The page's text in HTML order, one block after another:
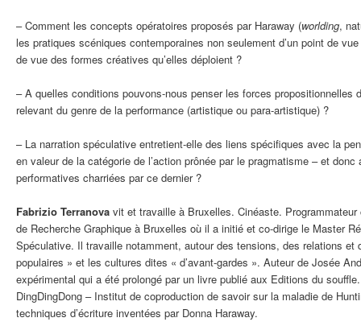
– Comment les concepts opératoires proposés par Haraway (worlding,
les pratiques scéniques contemporaines non seulement d’un point de
de vue des formes créatives qu’elles déploient ?
– A quelles conditions pouvons-nous penser les forces propositionnelles
relevant du genre de la performance (artistique ou para-artistique) ?
– La narration spéculative entretient-elle des liens spécifiques avec la
en valeur de la catégorie de l’action prônée par le pragmatisme – et
performatives charriées par ce dernier ?
Fabrizio Terranova vit et travaille à Bruxelles. Cinéaste.
de Recherche Graphique à Bruxelles où il a initié et co-dirige le Master
Spéculative. Il travaille notamment, autour des tensions, des relations
populaires » et les cultures dites « d’avant-gardes ». Auteur de Josée
expérimental qui a été prolongé par un livre publié aux Editions du
DingDingDong – Institut de coproduction de savoir sur la maladie de
techniques d’écriture inventées par Donna Haraway.